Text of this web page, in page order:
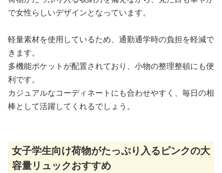
で女性らしいデザインとなっています。
軽量素材を使用しているため、通勤通学時の負担を軽減で
きます。
多機能ポケットが配置されており、小物の整理整頓にも便
利です。
カジュアルなコーディネートにも合わせやすく、毎日の相
棒として活躍してくれるでしょう。
女子学生向け荷物がたっぷり入るピンクの大
容量リュックおすすめ